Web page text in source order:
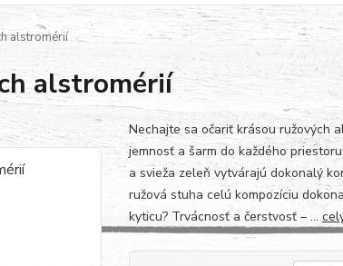
alstromérií
alstromérií
Nechajte sa očariť krásou ružových
jemnosť a šarm do každého
a svieža zeleň vytvárajú dokonalý
ružová stuha celú kompozíciu
kyticu? Trvácnosť a čerstvosť – ...